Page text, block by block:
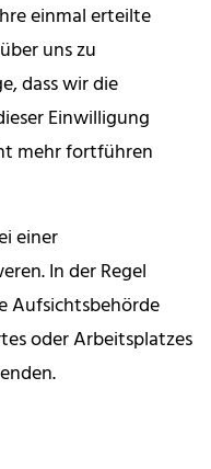
einmal erteilte
uns zu
dass wir die
Einwilligung
mehr fortführen
einer
In der Regel
Aufsichtsbehörde
oder Arbeitsplatzes